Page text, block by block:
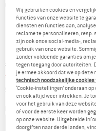
Oorspronkelijke prijs :
€ 64,95
Prijs:
€ 48,71 incl. BTW
excl. VerzendkostenInformatie
Kleur:Purple Storm Heather
Wij gebruiken cookies en
functies van onze website te
diensten en functies aan,
reclame te personaliseren, resp.
zijn ook onze social-media-,
gebruik van onze website.
zonder voldoende garanties om
tegen toegang door autoriteiten.
je ermee akkoord dat we op deze
technisch noodzakelijke
‘Cookie-instellingen’ onderaan
en ook altijd weer intrekken. Je
voor het gebruik van deze
of voor de eerste keer worden
op onze website. Uitgebreide
doorgiften naar derde landen,